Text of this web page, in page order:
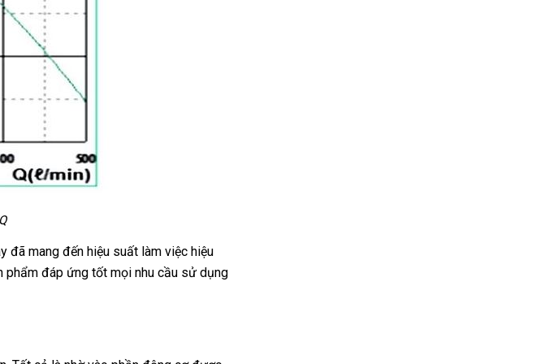
đã mang đến hiệu suất làm việc hiệu
phẩm đáp ứng tốt mọi nhu cầu sử dụng